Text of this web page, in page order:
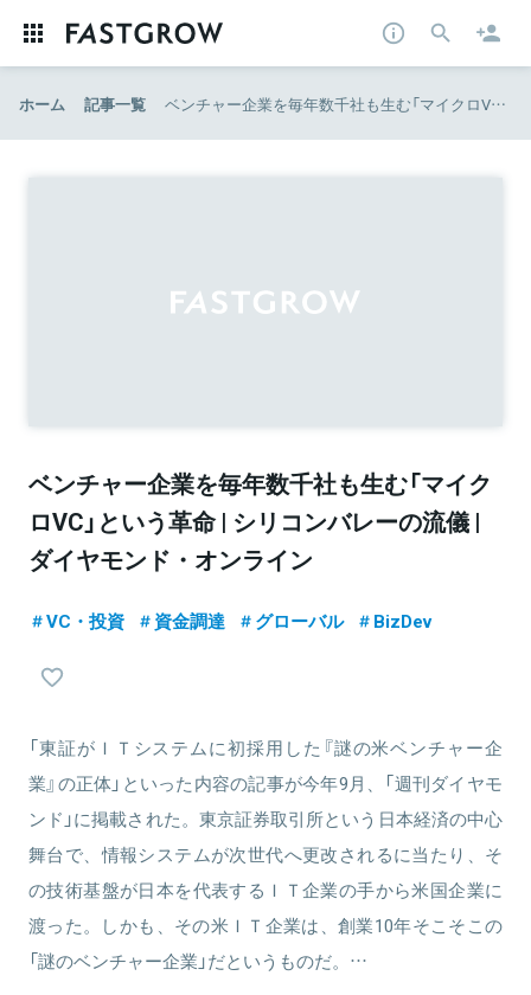
ホーム 記事一覧 ベンチャー企業を毎年数千社も生む「マイクロVC」という革命 | シリコンバレーの流儀 | ダイヤモンド・オンライン
ベンチャー企業を毎年数千社も生む「マイク
ロVC」という革命 | シリコンバレーの流儀 |
ダイヤモンド・オンライン
VC・投資 資金調達 グローバル BizDev
「東証がＩＴシステムに初採用した『謎の米ベンチャー企
業』の正体」といった内容の記事が今年9月、「週刊ダイヤモ
ンド」に掲載された。東京証券取引所という日本経済の中心
舞台で、情報システムが次世代へ更改されるに当たり、そ
の技術基盤が日本を代表するＩＴ企業の手から米国企業に
渡った。しかも、その米ＩＴ企業は、創業10年そこそこの
「謎のベンチャー企業」だというものだ。…